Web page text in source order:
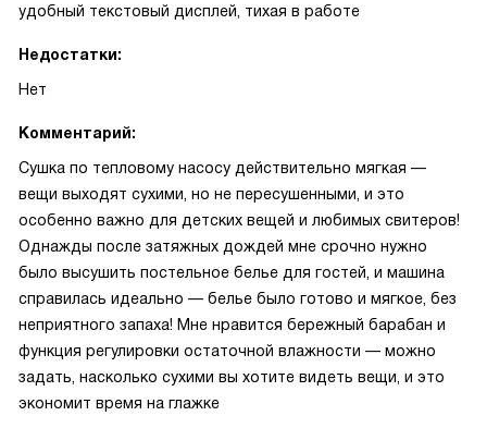
удобный текстовый дисплей, тихая в работе
Недостатки:
Нет
Комментарий:
Сушка по тепловому насосу действительно мягкая —
вещи выходят сухими, но не пересушенными, и это
особенно важно для детских вещей и любимых свитеров!
Однажды после затяжных дождей мне срочно нужно
было высушить постельное белье для гостей, и машина
справилась идеально — белье было готово и мягкое, без
неприятного запаха! Мне нравится бережный барабан и
функция регулировки остаточной влажности — можно
задать, насколько сухими вы хотите видеть вещи, и это
экономит время на глажке